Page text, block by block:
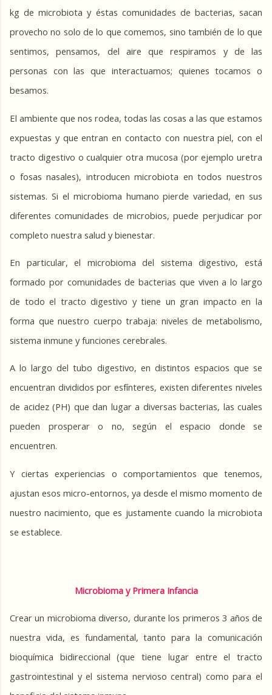
kg de microbiota y éstas comunidades de bacterias, sacan
provecho no solo de lo que comemos, sino también de lo que
sentimos, pensamos, del aire que respiramos y de las
personas con las que interactuamos; quienes tocamos o
besamos.
El ambiente que nos rodea, todas las cosas a las que estamos
expuestas y que entran en contacto con nuestra piel, con el
tracto digestivo o cualquier otra mucosa (por ejemplo uretra
o fosas nasales), introducen microbiota en todos nuestros
sistemas. Si el microbioma humano pierde variedad, en sus
diferentes comunidades de microbios, puede perjudicar por
completo nuestra salud y bienestar.
En particular, el microbioma del sistema digestivo, está
formado por comunidades de bacterias que viven a lo largo
de todo el tracto digestivo y tiene un gran impacto en la
forma que nuestro cuerpo trabaja: niveles de metabolismo,
sistema inmune y funciones cerebrales.
A lo largo del tubo digestivo, en distintos espacios que se
encuentran divididos por esfínteres, existen diferentes niveles
de acidez (PH) que dan lugar a diversas bacterias, las cuales
pueden prosperar o no, según el espacio donde se
encuentren.
Y ciertas experiencias o comportamientos que tenemos,
ajustan esos micro-entornos, ya desde el mismo momento de
nuestro nacimiento, que es justamente cuando la microbiota
se establece.
Microbioma y Primera Infancia
Crear un microbioma diverso, durante los primeros 3 años de
nuestra vida, es fundamental, tanto para la comunicación
bioquímica bidireccional (que tiene lugar entre el tracto
gastrointestinal y el sistema nervioso central) como para el